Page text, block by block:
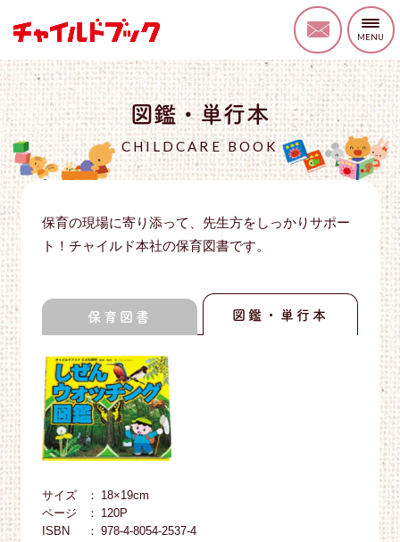
図鑑・単行本
CHILDCARE BOOK
保育の現場に寄り添って、先生方をしっかりサポー
ト！チャイルド本社の保育図書です。
保育図書 図鑑・単行本
サイズ
18×19cm
ページ
120P
ISBN
978-4-8054-2537-4